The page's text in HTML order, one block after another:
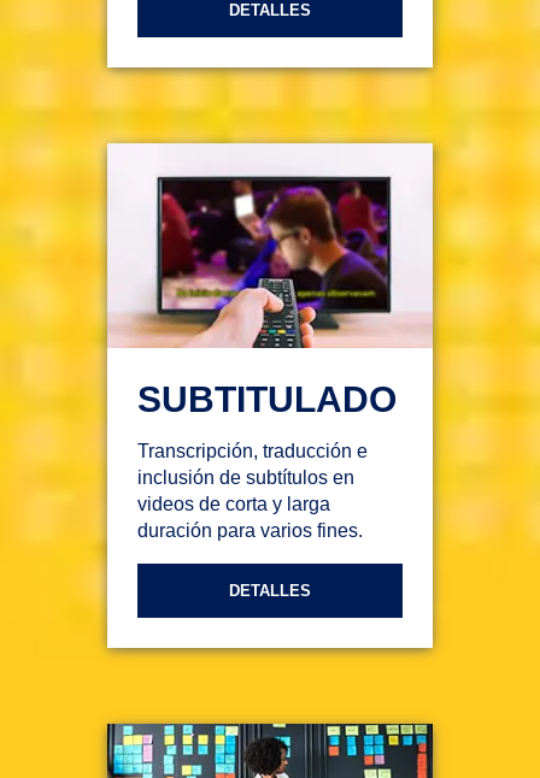
DETALLES
SUBTITULADO
Transcripción, traducción e
inclusión de subtítulos en
videos de corta y larga
duración para varios fines.
DETALLES